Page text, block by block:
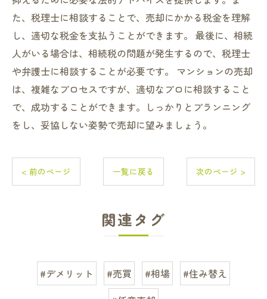
た、税理士に相談することで、売却にかかる税金を理解
し、適切な税金を支払うことができます。 最後に、相続
人がいる場合は、相続税の問題が発生するので、税理士
や弁護士に相談することが必要です。 マンションの売却
は、複雑なプロセスですが、適切なプロに相談すること
で、成功することができます。しっかりとプランニング
をし、妥協しない姿勢で売却に望みましょう。
< 前のページ 一覧に戻る 次のページ >
関連タグ
#デメリット #売買 #相場
#住み替え